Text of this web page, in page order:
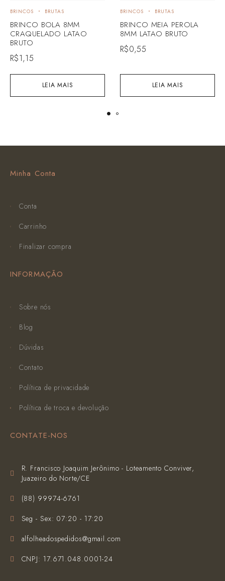
LEIA MAIS
BRINCOS BRUTAS
BRINCO BOLA 8MM
CRAQUELADO LATAO
BRUTO
R$1,15
LEIA MAIS
BRINCOS BRUTAS
BRINCO MEIA PEROLA
8MM LATAO BRUTO
R$0,55
Minha Conta
Conta
Carrinho
Finalizar compra
INFORMAÇÃO
Sobre nós
Blog
Dúvidas
Contato
Política de privacidade
Política de troca e devolução
CONTATE-NOS
R. Francisco Joaquim Jerônimo - Loteamento Conviver,
Juazeiro do Norte/CE
(‪88) 99974-6761‬
Seg - Sex: 07:20 - 17:20
alfolheadospedidos@gmail.com
CNPJ: 17.671.048.0001-24